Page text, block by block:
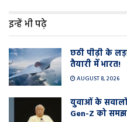
इन्हें भी पढ़े
छठी पीढ़ी के
तैयारी में भारत!
AUGUST 8, 2026
युवाओं के
Gen-Z को